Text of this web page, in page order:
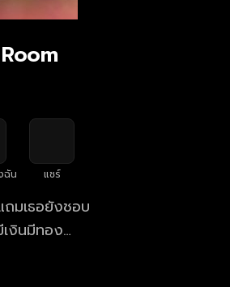
ฉัน แชร์
ถมเธอยังชอบ
งินมีทอง
รุ่นพี่ภาค